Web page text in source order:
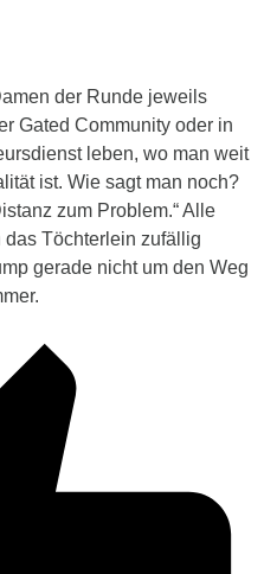
der Runde jeweils
Gated Community oder in
leben, wo man weit
ist. Wie sagt man noch?
zum Problem.“ Alle
Töchterlein zufällig
gerade nicht um den Weg